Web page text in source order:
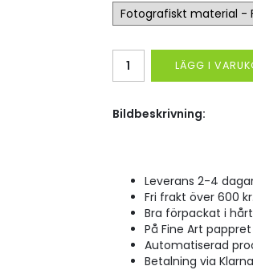
LÄGG I
Bildbeskrivning:
Leverans 2-4
Fri frakt över 600 kr.
Bra förpackat i
På Fine Art
Automatiserad
Betalning via